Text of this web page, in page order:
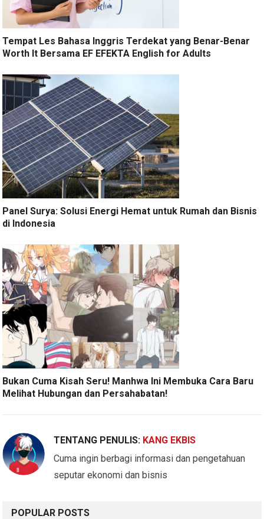
Tempat Les Bahasa Inggris Terdekat yang Benar-Benar
Worth It Bersama EF EFEKTA English for Adults
Panel Surya: Solusi Energi Hemat untuk Rumah dan Bisnis
di Indonesia
Bukan Cuma Kisah Seru! Manhwa Ini Membuka Cara Baru
Melihat Hubungan dan Persahabatan!
TENTANG PENULIS: KANG EKBIS
Cuma ingin berbagi informasi dan pengetahuan
seputar ekonomi dan bisnis
POPULAR POSTS